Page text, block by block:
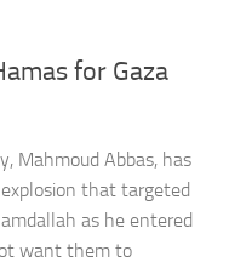
for Gaza
Mahmoud Abbas, has
that targeted
as he entered
want them to